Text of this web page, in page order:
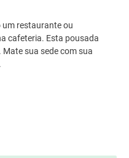
um restaurante ou
cafeteria. Esta pousada
sua sede com sua